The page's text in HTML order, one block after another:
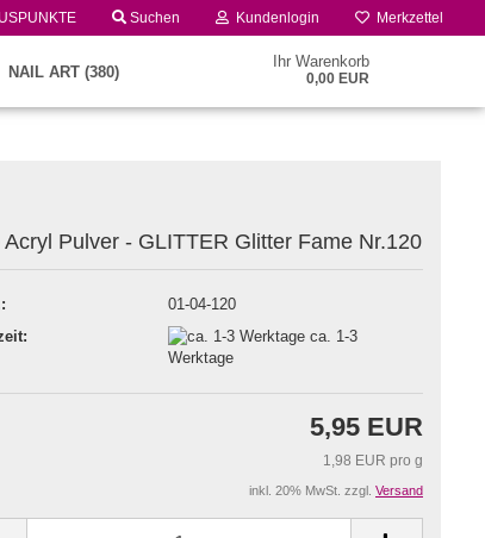
Suchen Kundenlogin
erstellen
Merkzettel
Ihr Warenkorb
0,00 EUR
NAIL ART (380)
Acryl Pulver - GLITTER Glitter Fame Nr.120
01-04-120
ca. 1-3
Werktage
5,95 EUR
1,98 EUR pro g
inkl. 20% MwSt. zzgl. Versand